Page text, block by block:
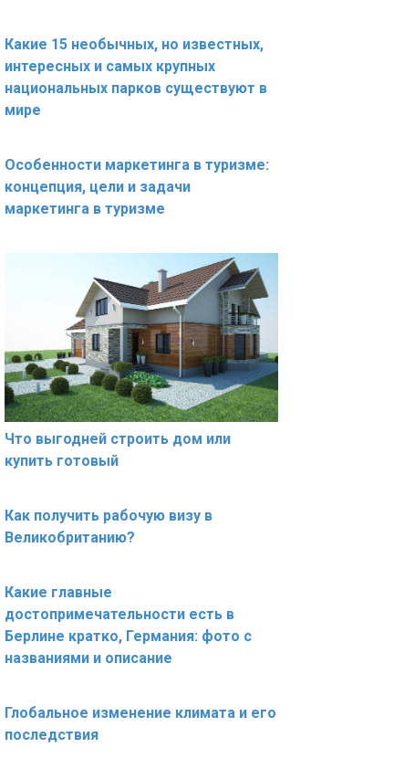
Какие 15 необычных, но известных,
интересных и самых крупных
национальных парков существуют в
мире
Особенности маркетинга в туризме:
концепция, цели и задачи
маркетинга в туризме
Что выгодней строить дом или
купить готовый
Как получить рабочую визу в
Великобританию?
Какие главные
достопримечательности есть в
Берлине кратко, Германия: фото с
названиями и описание
Глобальное изменение климата и его
последствия